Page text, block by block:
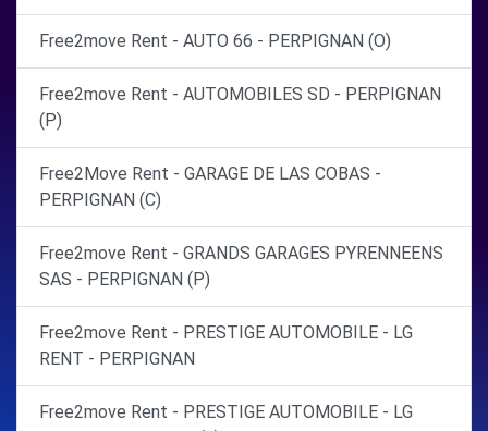
Free2move Rent - AUTO 66 - PERPIGNAN (O)
Free2move Rent - AUTOMOBILES SD - PERPIGNAN
(P)
Free2Move Rent - GARAGE DE LAS COBAS -
PERPIGNAN (C)
Free2move Rent - GRANDS GARAGES PYRENNEENS
SAS - PERPIGNAN (P)
Free2move Rent - PRESTIGE AUTOMOBILE - LG
RENT - PERPIGNAN
Free2move Rent - PRESTIGE AUTOMOBILE - LG